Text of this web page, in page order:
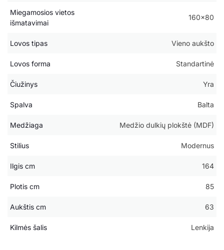
Miegamosios vietos
išmatavimai
160×80
Lovos tipas Vieno aukšto
Lovos forma Standartinė
Čiužinys Yra
Spalva Balta
Medžiaga Medžio dulkių plokštė (MDF)
Stilius Modernus
Ilgis cm 164
Plotis cm 85
Aukštis cm 63
Kilmės šalis Lenkija